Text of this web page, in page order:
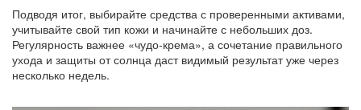
Подводя итог, выбирайте средства с проверенными активами,
учитывайте свой тип кожи и начинайте с небольших доз.
Регулярность важнее «чудо‑крема», а сочетание правильного
ухода и защиты от солнца даст видимый результат уже через
несколько недель.